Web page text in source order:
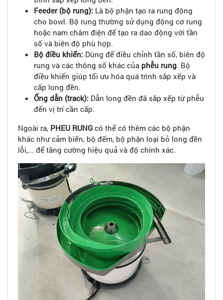
Feeder (bộ rung): Là bộ phận tạo ra rung động
cho bowl. Bộ rung thường sử dụng động cơ rung
hoặc nam châm điện để tạo ra dao động với tần
số và biên độ phù hợp.
Bộ điều khiển: Dùng để điều chỉnh tần số, biên độ
rung và các thông số khác của phễu rung. Bộ
điều khiển giúp tối ưu hóa quá trình sắp xếp và
cấp long đền.
Ống dẫn (track): Dẫn long đền đã sắp xếp từ phễu
đến vị trí cần cấp.
Ngoài ra, PHEU RUNG có thể có thêm các bộ phận
khác như cảm biến, bộ đếm, bộ phận loại bỏ long đền
lỗi,... để tăng cường hiệu quả và độ chính xác.